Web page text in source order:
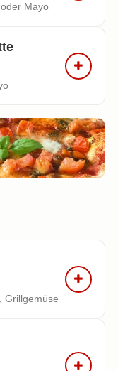
Mayo
Grillgemüse